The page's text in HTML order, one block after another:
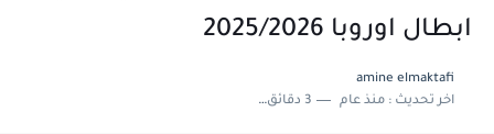
مباراة سيلتيك و ميلان مباراة ودية 2026
ابطال اوروبا 2025/2026
amine elmaktafi
اخر تحديث :منذ عام 3 دقائق للقراءة